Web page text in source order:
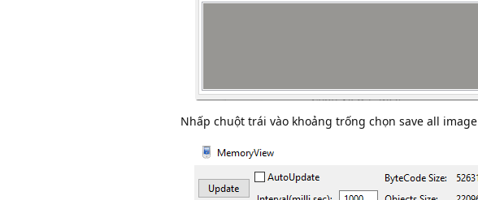
Nhấp chuột trái vào khoảng trống chọn save all image